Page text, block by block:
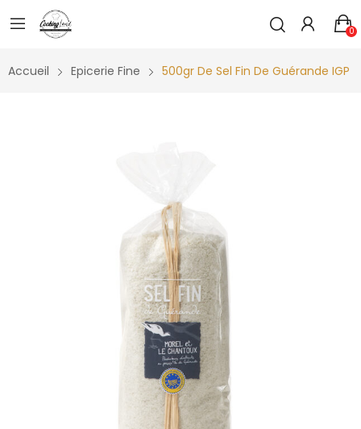
0
Accueil Epicerie Fine 500gr De Sel Fin De Guérande IGP